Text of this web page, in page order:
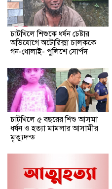
চাটখিলে শিশুকে ধর্ষন চেষ্টার
অভিযোগে অটোরিক্সা চালককে
গন-ধোলাই- পুলিশে সোর্পদ
চাটখিলে ৫ বছরের শিশু আসমা
ধর্ষন ও হত্যা মামলার আসামীর
মৃত্যুদন্ড